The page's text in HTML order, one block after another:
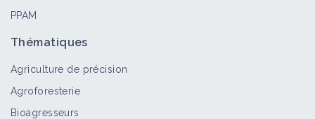
PPAM
Thématiques
Agriculture de précision
Agroforesterie
Bioagresseurs